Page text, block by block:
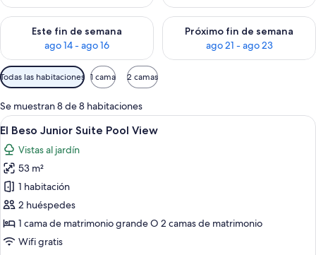
Este fin de semana
ago 14 - ago 16
Consulta la disponibilidad para este fin de semana, ago 14 -
Próximo fin de semana
ago 21 - ago 23
Consulta la disponibilidad
Filtros
disponibles
para
las
habitaciones
Todas las habitaciones 1 cama 2 camas
Se muestran 8 de 8 habitaciones
Abrir
todas
las
fotos
de
El
Beso
Junior
Una habitación de hotel con una
7
El Beso Junior Suite Pool View
Vistas al jardín
53 m²
1 habitación
2 huéspedes
1 cama de matrimonio grande O 2 camas de matrimonio
Wifi gratis